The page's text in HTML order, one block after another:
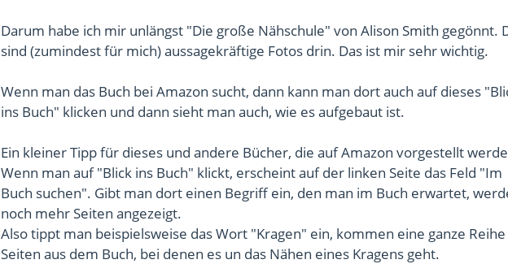
Darum habe ich mir unlängst "Die große Nähschule" von Alison Smith gegönnt.
sind (zumindest für mich) aussagekräftige Fotos drin. Das ist mir sehr wichtig.
Wenn man das Buch bei Amazon sucht, dann kann man dort auch auf dieses
ins Buch" klicken und dann sieht man auch, wie es aufgebaut ist.
Ein kleiner Tipp für dieses und andere Bücher, die auf Amazon vorgestellt
Wenn man auf "Blick ins Buch" klickt, erscheint auf der linken Seite das Feld "Im
Buch suchen". Gibt man dort einen Begriff ein, den man im Buch erwartet,
noch mehr Seiten angezeigt.
Also tippt man beispielsweise das Wort "Kragen" ein, kommen eine ganze Reihe
Seiten aus dem Buch, bei denen es un das Nähen eines Kragens geht.